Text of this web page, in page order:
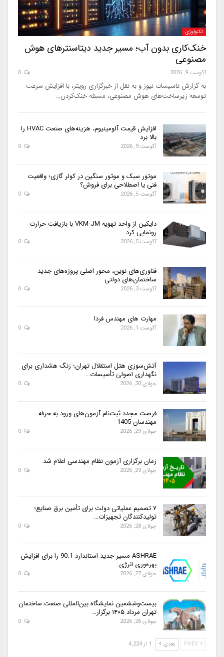
تکنولوژی
خنک‌کاری بدون آب؛ مسیر جدید دیتاسنترهای هوش
مصنوعی
آگوست 9, 2026
به گزارش تاسیسات نیوز و به نقل از خبرگزاری رویتر، با افزایش سرعت
توسعه زیرساخت‌های هوش مصنوعی، مسئله خنک‌کردن…
افزایش قیمت آلومینیوم، هزینه‌های صنعت HVAC را
بالا برد
آگوست 9, 2026
موتور سبک و موتور سنگین در کولر گازی؛ واقعیت
فنی یا اصطلاحی برای فروش؟
آگوست 5, 2026
دایکین از واحد تهویه VKM-JM با بازیافت حرارت
رونمایی کرد.
آگوست 5, 2026
فناوری‌های نوین، محور اصلی پروژه‌های جدید
ساختمان‌های دولتی
آگوست 3, 2026
مهارت های مهندس فردا
آگوست 1, 2026
آتش‌سوزی هتل استقلال تهران؛ زنگ هشداری برای
نگهداری اصولی تأسیسات…
جولای 30, 2026
فرصت مجدد ثبت‌نام آزمون‌های ورود به حرفه
مهندسان 1405
جولای 29, 2026
زمان برگزاری آزمون نظام مهندسی اعلام شد
جولای 29, 2026
۷ تصمیم عملیاتی دولت برای تأمین برق صنایع؛
تولیدکنندگان تجهیزات…
جولای 28, 2026
ASHRAE مسیر جدید استاندارد 90.1 را برای افزایش
بهره‌وری انرژی…
جولای 27, 2026
بیست‌وششمین نمایشگاه بین‌المللی صنعت ساختمان
تهران مرداد ۱۴۰۵ برگزار…
جولای 26, 2026
بعدی 1 از 4,224